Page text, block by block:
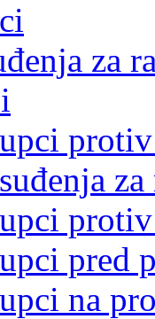
za
pred
na